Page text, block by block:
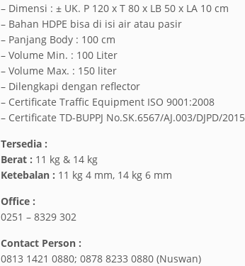
– Dimensi : ± UK. P 120 x T 80 x LB 50 x LA 10 cm
– Bahan HDPE bisa di isi air atau pasir
– Panjang Body : 100 cm
– Volume Min. : 100 Liter
– Volume Max. : 150 liter
– Dilengkapi dengan reflector
– Certificate Traffic Equipment ISO 9001:2008
– Certificate TD-BUPPJ No.SK.6567/AJ.003/DJPD/2015
Tersedia :
Berat : 11 kg & 14 kg
Ketebalan : 11 kg 4 mm, 14 kg 6 mm
Office :
0251 – 8329 302
Contact Person :
0813 1421 0880; 0878 8233 0880 (Nuswan)